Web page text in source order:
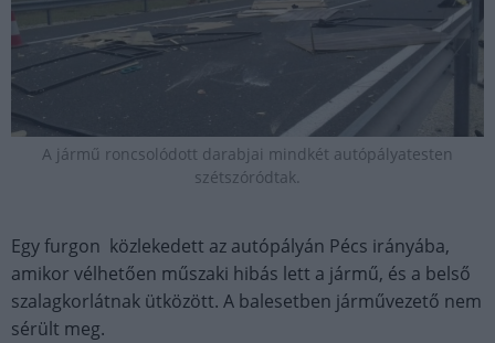
A jármű roncsolódott darabjai mindkét autópályatesten
szétszóródtak.
Egy furgon közlekedett az autópályán Pécs irányába,
amikor vélhetően műszaki hibás lett a jármű, és a belső
szalagkorlátnak ütközött. A balesetben járművezető nem
sérült meg.